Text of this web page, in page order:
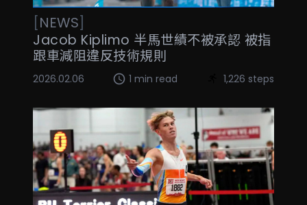
[NEWS]
Jacob Kiplimo 半馬世績不被承認 被指
跟車減阻違反技術規則
2026.02.06 1 min read 1,226 steps